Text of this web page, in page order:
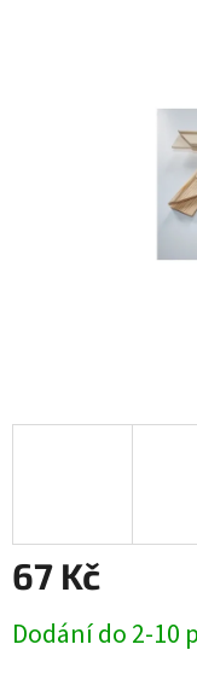
67 Kč
cena:
Dodání do 2-10